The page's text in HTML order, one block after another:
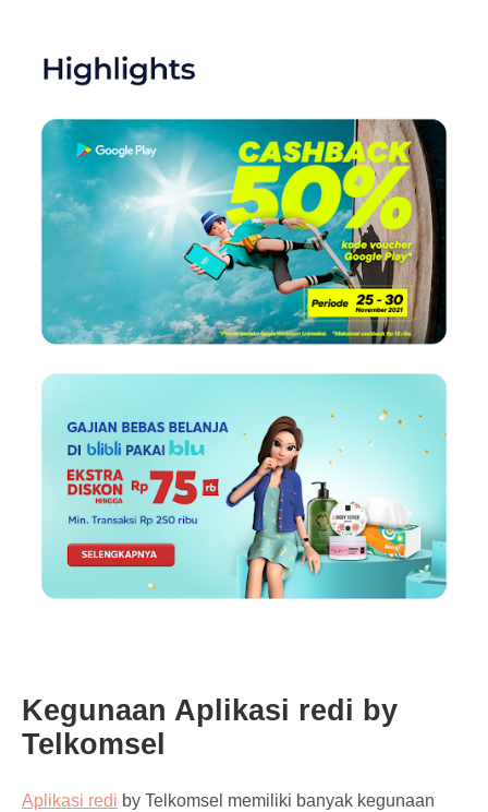
Kegunaan Aplikasi redi by
Telkomsel
Aplikasi redi by Telkomsel memiliki banyak kegunaan